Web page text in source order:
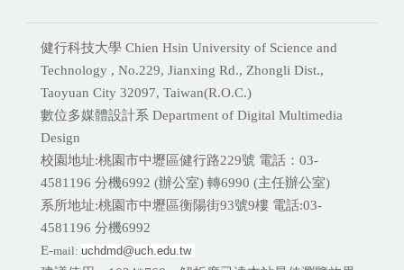
健行科技大學 Chien Hsin University of Science and
Technology , No.229, Jianxing Rd., Zhongli Dist.,
Taoyuan City 32097, Taiwan(R.O.C.)
數位多媒體設計系 Department of Digital Multimedia
Design
校園地址:桃園市中壢區健行路229號 電話：03-
4581196 分機6992 (辦公室) 轉6990 (主任辦公室)
系所地址:桃園市中壢區衡陽街93號9樓 電話:03-
4581196 分機6992
E-mail: uchdmd@uch.edu.tw